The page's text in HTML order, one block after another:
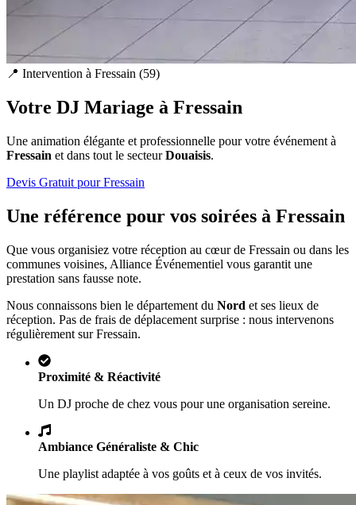
📍 Intervention à Fressain (59)
Votre DJ Mariage à Fressain
Une animation élégante et professionnelle pour votre événement à
Fressain et dans tout le secteurDouaisis.
Devis Gratuit pourFressain
Une référence pour vos soirées à Fressain
Que vous organisiez votre réception au cœur de Fressain ou dans les
communes voisines, Alliance Événementiel vous garantit une
prestation sans fausse note.
Nous connaissons bien le département du Nord et ses lieux de
réception. Pas de frais de déplacement surprise : nous intervenons
régulièrement surFressain.
Proximité & Réactivité
Un DJ proche de chez vous pour une organisation sereine.
Ambiance Généraliste & Chic
Une playlist adaptée à vos goûts et à ceux de vos invités.